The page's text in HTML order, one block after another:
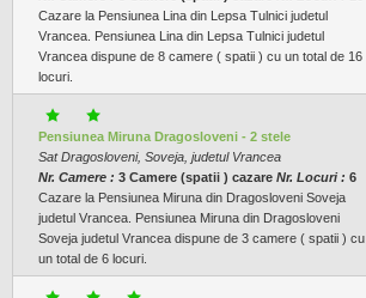
Cazare la Pensiunea Lina din Lepsa Tulnici judetul
Vrancea. Pensiunea Lina din Lepsa Tulnici judetul
Vrancea dispune de 8 camere ( spatii ) cu un total de 16
locuri.
Pensiunea Miruna Dragosloveni - 2 stele
Sat Dragosloveni, Soveja, judetul Vrancea
Nr. Camere : 3 Camere (spatii ) cazare Nr. Locuri : 6
Cazare la Pensiunea Miruna din Dragosloveni Soveja
judetul Vrancea. Pensiunea Miruna din Dragosloveni
Soveja judetul Vrancea dispune de 3 camere ( spatii ) cu
un total de 6 locuri.